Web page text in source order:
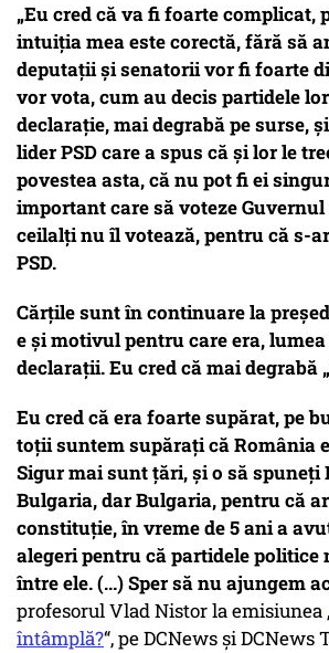
„Eu cred că va fi foarte complicat,
intuiția mea este corectă, fără să
deputații și senatorii vor fi foarte
vor vota, cum au decis partidele
declarație, mai degrabă pe surse,
lider PSD care a spus că și lor le
povestea asta, că nu pot fi ei
important care să voteze
ceilalți nu îl votează, pentru că s-
PSD.
Cărțile sunt în continuare la
e și motivul pentru care era, lumea
declarații. Eu cred că mai degrabă
Eu cred că era foarte supărat, pe
toții suntem supărați că România
Sigur mai sunt țări, și o să spuneți
Bulgaria, dar Bulgaria, pentru că
constituție, în vreme de 5 ani a
alegeri pentru că partidele politice
între ele. (...) Sper să nu ajungem
profesorul Vlad Nistor la emisiunea
întâmplă?“, pe DCNews și DCNews